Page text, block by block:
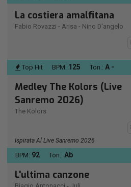
La costiera amalfitana
Fabio Rovazzi - Arisa - Nino D'angelo
Top Hit BPM: 125 Ton.: A -
Medley The Kolors (Live
Sanremo 2026)
The Kolors
Ispirata Al Live Sanremo 2026
BPM: 92 Ton.: Ab
L'ultima canzone